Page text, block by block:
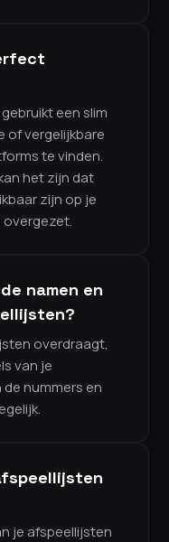
een slim
of vergelijkbare
te vinden.
het zijn dat
zijn op je
overgezet.
namen en
overdraagt,
van je
nummers en
je afspeellijsten